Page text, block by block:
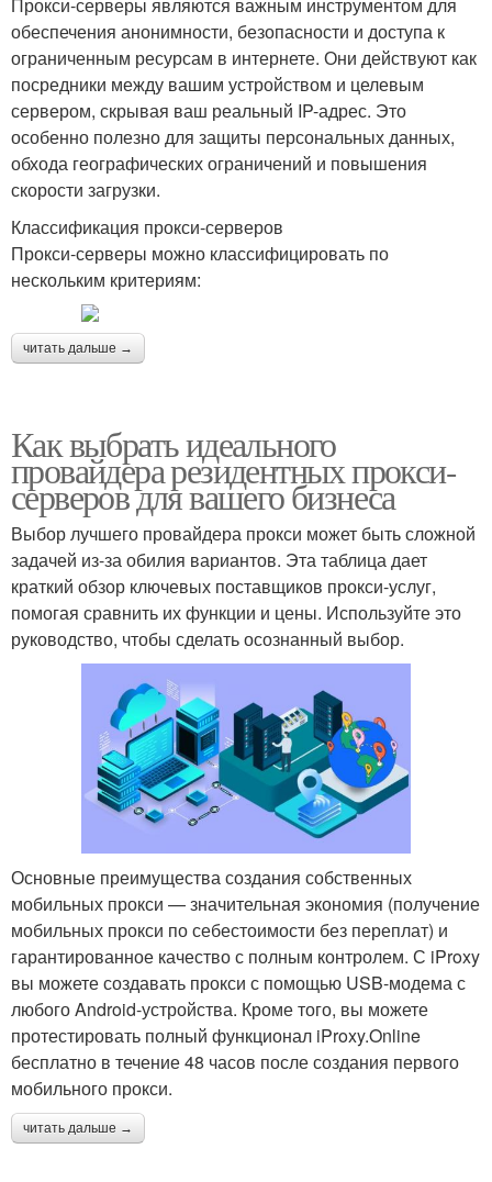
обеспечения анонимности, безопасности и доступа к
ограниченным ресурсам в интернете. Они действуют как
посредники между вашим устройством и целевым
сервером, скрывая ваш реальный IP-адрес. Это
особенно полезно для защиты персональных данных,
обхода географических ограничений и повышения
скорости загрузки.
Классификация прокси-серверов
Прокси-серверы можно классифицировать по
нескольким критериям:
читать дальше →
Как выбрать идеального
провайдера резидентных прокси-
серверов для вашего бизнеса
Выбор лучшего провайдера прокси может быть сложной
задачей из-за обилия вариантов. Эта таблица дает
краткий обзор ключевых поставщиков прокси-услуг,
помогая сравнить их функции и цены. Используйте это
руководство, чтобы сделать осознанный выбор.
Основные преимущества создания собственных
мобильных прокси — значительная экономия (получение
мобильных прокси по себестоимости без переплат) и
гарантированное качество с полным контролем. С iProxy
вы можете создавать прокси с помощью USB-модема с
любого Android-устройства. Кроме того, вы можете
протестировать полный функционал iProxy.Online
бесплатно в течение 48 часов после создания первого
мобильного прокси.
читать дальше →